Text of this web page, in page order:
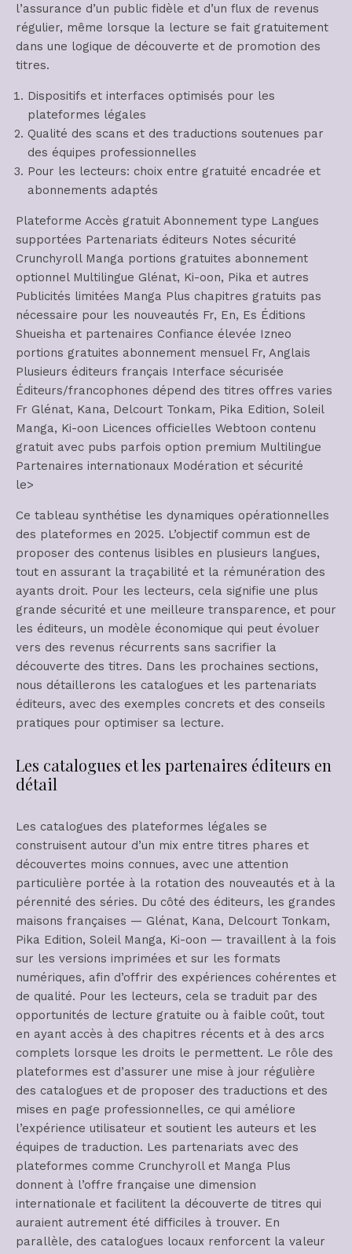
l’assurance d’un public fidèle et d’un flux de revenus
régulier, même lorsque la lecture se fait gratuitement
dans une logique de découverte et de promotion des
titres.
Dispositifs et interfaces optimisés pour les
plateformes légales
Qualité des scans et des traductions soutenues par
des équipes professionnelles
Pour les lecteurs: choix entre gratuité encadrée et
abonnements adaptés
Plateforme Accès gratuit Abonnement type Langues
supportées Partenariats éditeurs Notes sécurité
Crunchyroll Manga portions gratuites abonnement
optionnel Multilingue Glénat, Ki-oon, Pika et autres
Publicités limitées Manga Plus chapitres gratuits pas
nécessaire pour les nouveautés Fr, En, Es Éditions
Shueisha et partenaires Confiance élevée Izneo
portions gratuites abonnement mensuel Fr, Anglais
Plusieurs éditeurs français Interface sécurisée
Éditeurs/francophones dépend des titres offres varies
Fr Glénat, Kana, Delcourt Tonkam, Pika Edition, Soleil
Manga, Ki-oon Licences officielles Webtoon contenu
gratuit avec pubs parfois option premium Multilingue
Partenaires internationaux Modération et sécurité
­le>
Ce tableau synthétise les dynamiques opérationnelles
des plateformes en 2025. L’objectif commun est de
proposer des contenus lisibles en plusieurs langues,
tout en assurant la traçabilité et la rémunération des
ayants droit. Pour les lecteurs, cela signifie une plus
grande sécurité et une meilleure transparence, et pour
les éditeurs, un modèle économique qui peut évoluer
vers des revenus récurrents sans sacrifier la
découverte des titres. Dans les prochaines sections,
nous détaillerons les catalogues et les partenariats
éditeurs, avec des exemples concrets et des conseils
pratiques pour optimiser sa lecture.
Les catalogues et les partenaires éditeurs en
détail
Les catalogues des plateformes légales se
construisent autour d’un mix entre titres phares et
découvertes moins connues, avec une attention
particulière portée à la rotation des nouveautés et à la
pérennité des séries. Du côté des éditeurs, les grandes
maisons françaises — Glénat, Kana, Delcourt Tonkam,
Pika Edition, Soleil Manga, Ki-oon — travaillent à la fois
sur les versions imprimées et sur les formats
numériques, afin d’offrir des expériences cohérentes et
de qualité. Pour les lecteurs, cela se traduit par des
opportunités de lecture gratuite ou à faible coût, tout
en ayant accès à des chapitres récents et à des arcs
complets lorsque les droits le permettent. Le rôle des
plateformes est d’assurer une mise à jour régulière
des catalogues et de proposer des traductions et des
mises en page professionnelles, ce qui améliore
l’expérience utilisateur et soutient les auteurs et les
équipes de traduction. Les partenariats avec des
plateformes comme Crunchyroll et Manga Plus
donnent à l’offre française une dimension
internationale et facilitent la découverte de titres qui
auraient autrement été difficiles à trouver. En
parallèle, des catalogues locaux renforcent la valeur